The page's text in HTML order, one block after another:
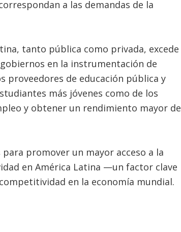
a las demandas de la
tanto pública como privada, excede
en la instrumentación de
proveedores de educación pública y
más jóvenes como de los
y obtener un rendimiento mayor de
promover un mayor acceso a la
en América Latina —un factor clave
en la economía mundial.